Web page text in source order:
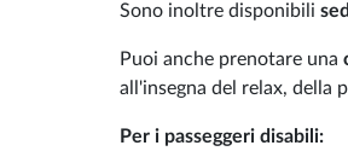
Sono inoltre disponibili
Puoi anche prenotare una
all'insegna del relax, della
Per i passeggeri disabili: